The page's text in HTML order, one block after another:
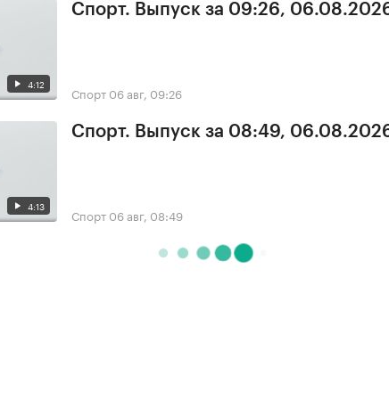
4:12
Спорт. Выпуск за 09:26,
Спорт 06 авг, 09:26
4:13
Спорт. Выпуск за 08:49,
Спорт 06 авг, 08:49